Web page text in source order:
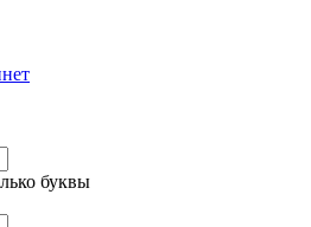
буквы